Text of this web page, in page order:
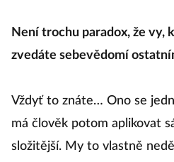
Není trochu paradox, že vy,
zvedáte sebevědomí
Vždyť to znáte… Ono se
má člověk potom aplikovat
složitější. My to vlastně